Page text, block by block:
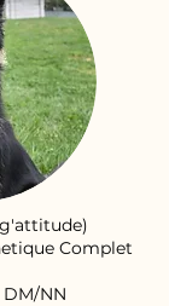
Complet
DM/NN